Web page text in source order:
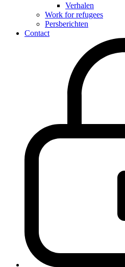
Verhalen
Work for refugees
Persberichten
Contact